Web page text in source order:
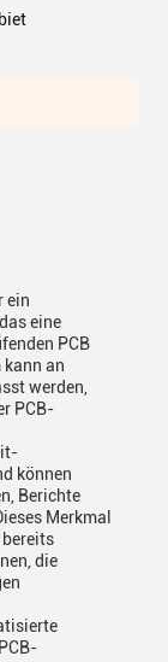
ein
eine
PCB
an
werden,
PCB-
können
Berichte
Merkmal
die